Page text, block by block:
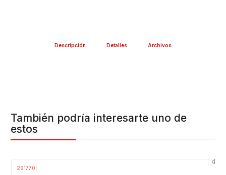
Descripción Detalles Archivos
También podría interesarte uno de
estos
291770